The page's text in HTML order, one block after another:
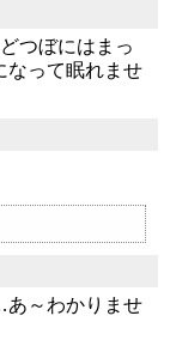
つぼにはまっ
なって眠れませ
～わかりませ